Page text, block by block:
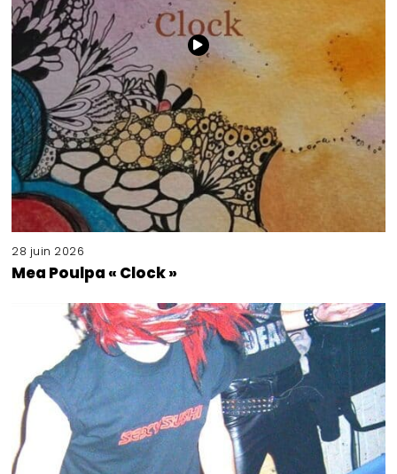
28 juin 2026
Mea Poulpa « Clock »